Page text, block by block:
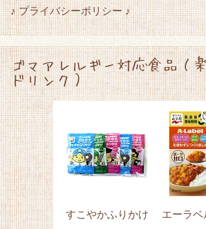
♪ プライバシーポリシー ♪
ゴマアレルギー対応食品（
ドリンク）
すこやかふりかけ エーラベ